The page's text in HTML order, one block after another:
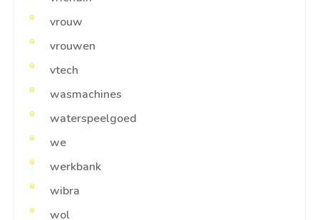
vrouw
vrouwen
vtech
wasmachines
waterspeelgoed
we
werkbank
wibra
wol